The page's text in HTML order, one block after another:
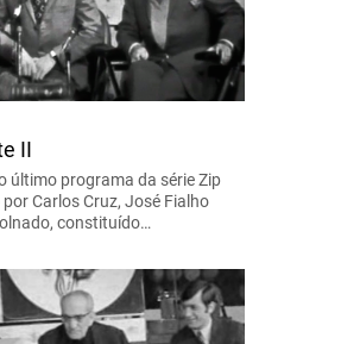
II
último programa da série Zip
Carlos Cruz, José Fialho
constituído…